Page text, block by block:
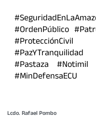
#OrdenPúblico
#Pastaza #Notimil
#MinDefensaECU
Lcdo. Rafael Pombo